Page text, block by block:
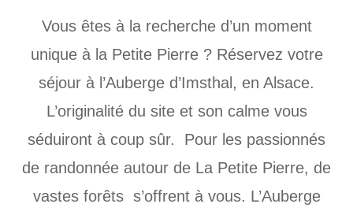
Vous êtes à la recherche d’un moment
unique à la Petite Pierre ? Réservez votre
séjour à l’Auberge d’Imsthal, en Alsace.
L’originalité du site et son calme vous
séduiront à coup sûr. Pour les passionnés
de randonnée autour de La Petite Pierre, de
vastes forêts s’offrent à vous. L’Auberge